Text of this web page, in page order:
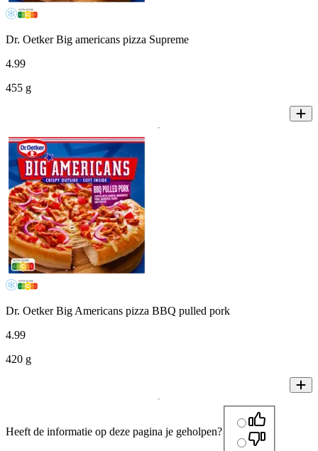
Dr. Oetker Big americans pizza Supreme
4.99
455 g
Dr. Oetker Big Americans pizza BBQ pulled pork
4.99
420 g
Heeft de informatie op deze pagina je geholpen?